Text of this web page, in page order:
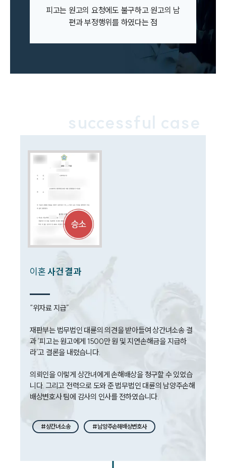
사례분석/최신동향
이혼 법률정보
이혼소송·상담후기
업무분야
이혼 양육비계산기
상간자위자료계산기
구성원 소개
소식/자료
공지사항
뉴스레터/브로슈어
대륜법률상담예약
대륜법률상담예약
피고는 원고의 요청에도 불구하고 원고의 남
편과 부정행위를 하였다는 점
successful case
이혼사건 결과
“위자료 지급”
재판부는 법무법인 대륜의 의견을 받아들여 상간녀소송 결
과 ‘피고는 원고에게 1500만 원 및 지연손해금을 지급하
라’고 결론을 내렸습니다.
의뢰인을 이렇게 상간녀에게 손해배상을 청구할 수 있었습
니다. 그리고 전력으로 도와 준 법무법인 대륜의 남양주손해
배상변호사 팀에 감사의 인사를 전하였습니다.
#상간녀소송 #남양주손해배상변호사